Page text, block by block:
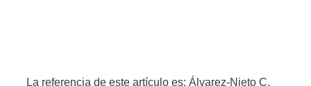
La referencia de este artículo es: Álvarez-Nieto C,